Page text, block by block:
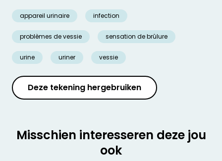
appareil urinaire infection
problèmes de vessie sensation de brûlure
urine uriner vessie
Deze tekening hergebruiken
Misschien interesseren deze jou
ook